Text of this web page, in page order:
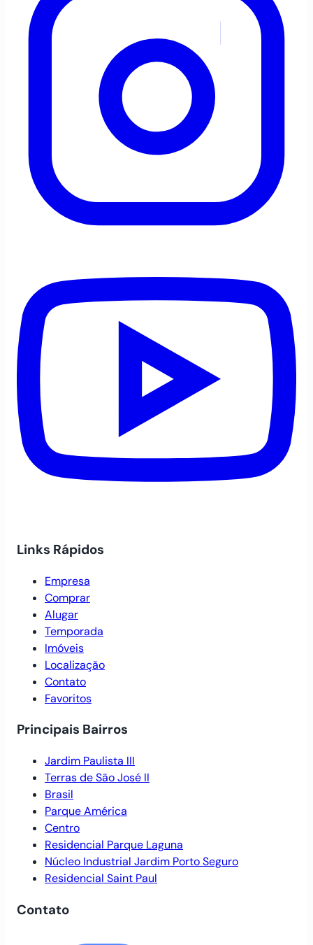
Links Rápidos
Empresa
Comprar
Alugar
Temporada
Imóveis
Localização
Contato
Favoritos
Principais Bairros
Jardim Paulista III
Terras de São José II
Brasil
Parque América
Centro
Residencial Parque Laguna
Núcleo Industrial Jardim Porto Seguro
Residencial Saint Paul
Contato